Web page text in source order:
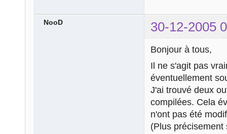
NooD 30-12-2005
Bonjour à tous,
Il ne s'agit pas
éventuellement
J'ai trouvé deux
compilées. Cela
n'ont pas été
(Plus